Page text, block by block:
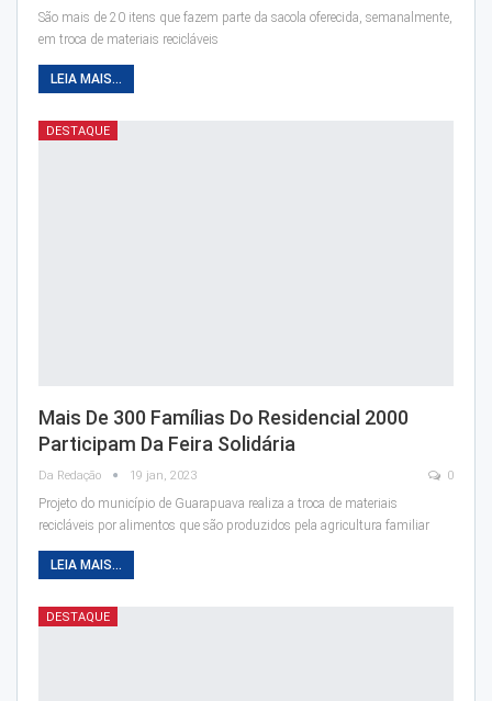
São mais de 20 itens que fazem parte da sacola oferecida, semanalmente,
em troca de materiais recicláveis
LEIA MAIS...
DESTAQUE
Mais De 300 Famílias Do Residencial 2000
Participam Da Feira Solidária
Da Redação 19 jan, 2023 0
Projeto do município de Guarapuava realiza a troca de materiais
recicláveis por alimentos que são produzidos pela agricultura familiar
LEIA MAIS...
DESTAQUE